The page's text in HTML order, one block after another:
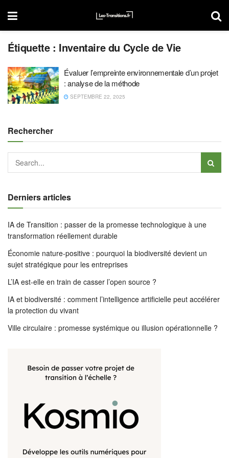
Étiquette : Inventaire du Cycle de Vie
Évaluer l’empreinte environnementale d’un projet
: analyse de la méthode
SEPTEMBRE 22, 2025
Rechercher
Derniers articles
IA de Transition : passer de la promesse technologique à une
transformation réellement durable
Économie nature-positive : pourquoi la biodiversité devient un
sujet stratégique pour les entreprises
L’IA est-elle en train de casser l’open source ?
IA et biodiversité : comment l’intelligence artificielle peut accélérer
la protection du vivant
Ville circulaire : promesse systémique ou illusion opérationnelle ?